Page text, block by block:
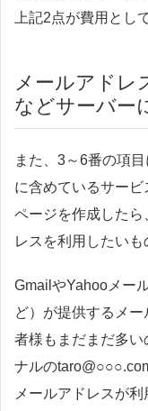
上記2点が費用とし
メールアドレ
などサーバー
また、3～6番の項
に含めているサー
ページを作成した
レスを利用したいも
GmailやYahooメー
ど）が提供するメ
者様もまだまだ多
ナルの
メールアドレスが